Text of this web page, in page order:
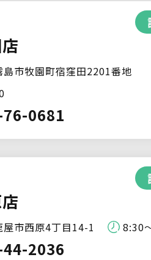
島市牧園町宿窪田2201番地
0681
屋市西原4丁目14-1 8:30
2036